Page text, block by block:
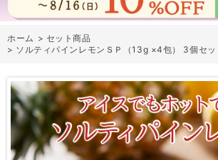
ホーム > セット商品
> ソルティパインレモンＳＰ（13g ×4包） 3個セッ